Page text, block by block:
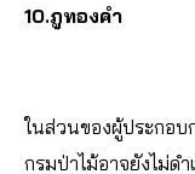
10.ภูทองคำ
ในส่วนของผู้ประกอบ
กรมป่าไม้อาจยังไม่ด